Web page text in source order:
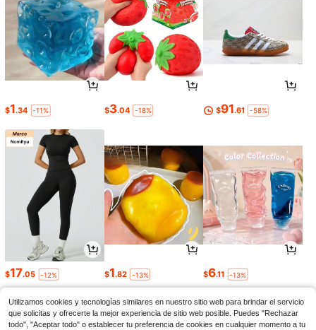
$1.34 -11% $3.04 -18% $91.61 -58%
$17.05 -12% $1.82 -13% $6.11 -13%
Utilizamos cookies y tecnologías similares en nuestro sitio web para brindar el servicio
que solicitas y ofrecerte la mejor experiencia de sitio web posible. Puedes "Rechazar
todo", "Aceptar todo" o establecer tu preferencia de cookies en cualquier momento a tu